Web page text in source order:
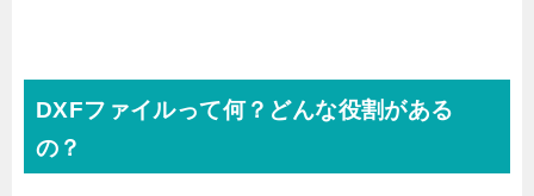
DXFファイルって何？どんな役割がある
の？